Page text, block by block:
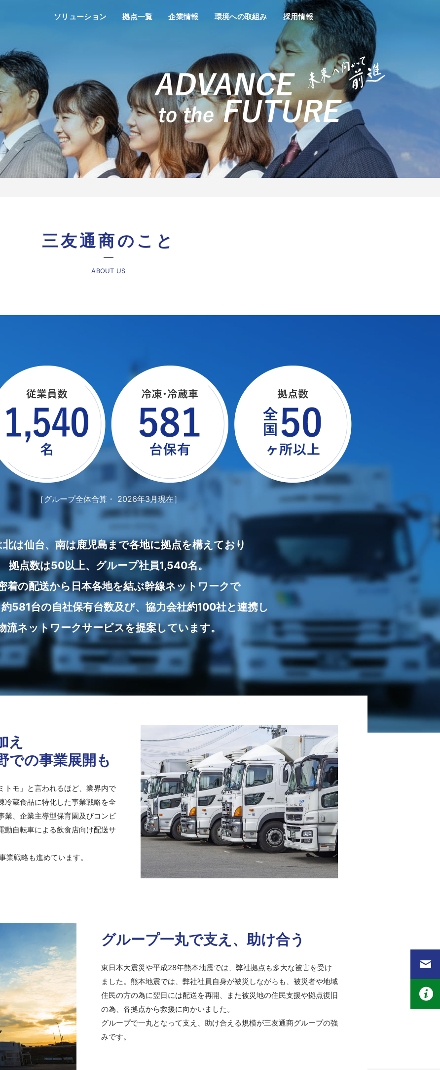
ソリューション 拠点一覧 企業情報 環境への取組み 採用情報
三友通商のこと
ABOUT US
［グループ全体合算・ 2026年3月現在］
北は仙台、南は鹿児島まで各地に拠点を構えており
拠点数は50以上、グループ社員1,540名。
着の配送から日本各地を結ぶ幹線ネットワークで
581台の自社保有台数及び、協力会社約100社と連携し
流ネットワークサービスを提案しています。
え
での事業展開も
トモ」と言われるほど、業界内で
冷蔵食品に特化した事業戦略を全
業、企業主導型保育園及びコンビ
動自転車による飲食店向け配送サ
業戦略も進めています。
グループ一丸で支え、助け合う
東日本大震災や平成28年熊本地震では、弊社拠点も多大な被害を受け
ました。熊本地震では、弊社社員自身が被災しながらも、被災者や地域
住民の方の為に翌日には配送を再開、また被災地の住民支援や拠点復旧
の為、各拠点から救援に向かいました。
グループで一丸となって支え、助け合える規模が三友通商グループの強
みです。